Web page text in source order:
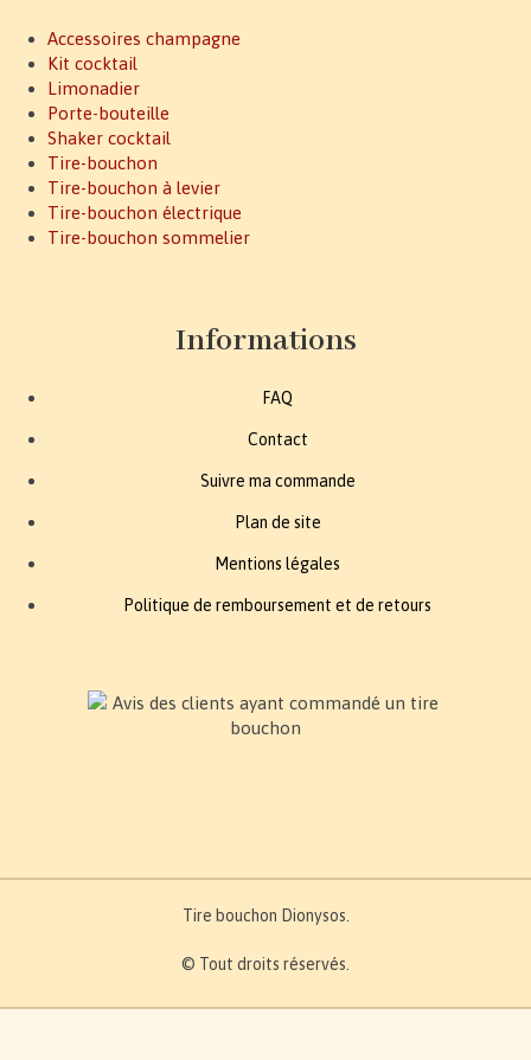
Accessoires champagne
Kit cocktail
Limonadier
Porte-bouteille
Shaker cocktail
Tire-bouchon
Tire-bouchon à levier
Tire-bouchon électrique
Tire-bouchon sommelier
Informations
FAQ
Contact
Suivre ma commande
Plan de site
Mentions légales
Politique de remboursement et de retours
Tire bouchon Dionysos.
© Tout droits réservés.